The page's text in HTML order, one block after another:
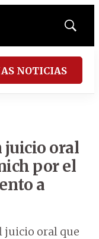
Mostrar
NOTICIAS
juicio oral
por el
a
juicio oral que